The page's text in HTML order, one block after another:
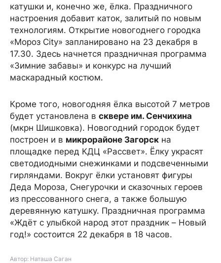
катушки и, конечно же, ёлка. Праздничного
настроения добавит каток, залитый по новым
технологиям. Открытие новогоднего городка
«Мороз City» запланировано на 23 декабря в
17.30. Здесь начнется праздничная программа
«Зимние забавы» и конкурс на лучший
маскарадный костюм.
Кроме того, новогодняя ёлка высотой 7 метров
будет установлена в сквере им. Сенчихина
(мкрн Шишковка). Новогодний городок будет
построен и в микрорайоне Загорск на
площадке перед КДЦ «Рассвет». Ёлку украсят
светодиодными снежинками и подсвеченными
гирляндами. Вокруг ёлки установят фигуры
Деда Мороза, Снегурочки и сказочных героев
из прессованного снега, а также большую
деревянную катушку. Праздничная программа
«Ждёт с улыбкой народ этот праздник – Новый
год!» состоится 22 декабря в 18 часов.
Автор: Наташа Саган